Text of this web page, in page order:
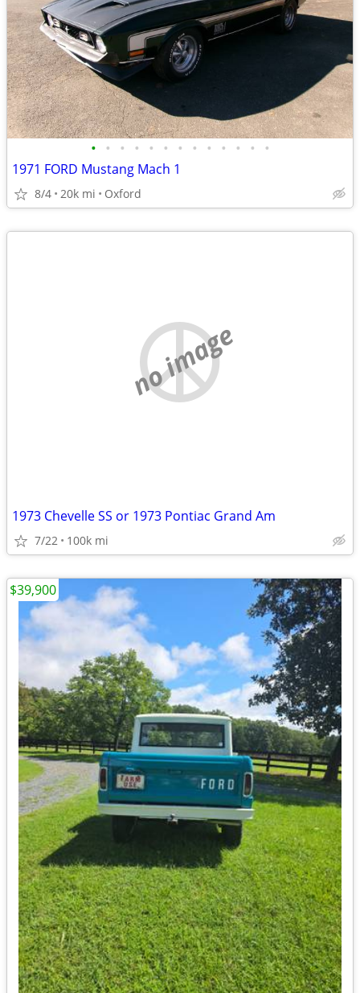
• • • • • • • • • • • • •
1971 FORD Mustang Mach 1
8/4 20k mi Oxford
no image
1973 Chevelle SS or 1973 Pontiac Grand Am
7/22 100k mi
$39,900